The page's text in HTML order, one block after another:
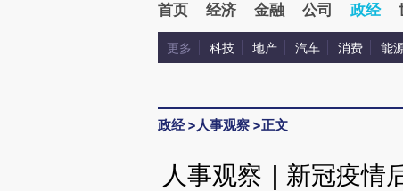
首页 经济 金融 公司 政经
更多 科技 地产 汽车 消费 能
政经>人事观察 >正文
人事观察｜新冠疫情